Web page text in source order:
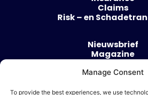
Manage Consent
To provide the best experiences, we use
Claims
Risk – en
Nieuwsbrief
Magazine
Over